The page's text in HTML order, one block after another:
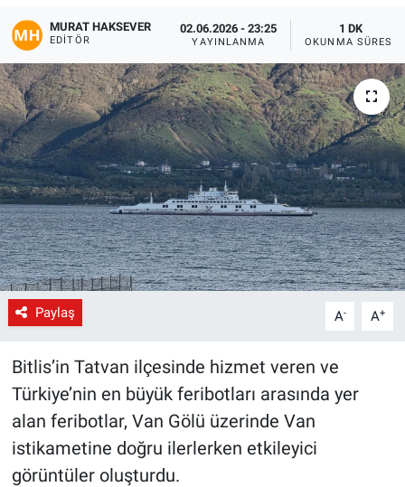
MURAT HAKSEVER
EDITÖR
02.06.2026 - 23:25
YAYINLANMA
1 DK
OKUNMA SÜRESI
Paylaş A- A+
Bitlis’in Tatvan ilçesinde hizmet veren ve
Türkiye’nin en büyük feribotları arasında yer
alan feribotlar, Van Gölü üzerinde Van
istikametine doğru ilerlerken etkileyici
görüntüler oluşturdu.
Magazin
Politika
Resmi İlanlar
Sağlık
Siyaset
Spor
Yerel